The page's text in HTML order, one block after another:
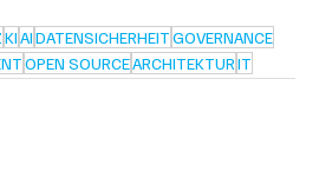
KIAIDATENSICHERHEITGOVERNANCE
OPEN SOURCEARCHITEKTURIT